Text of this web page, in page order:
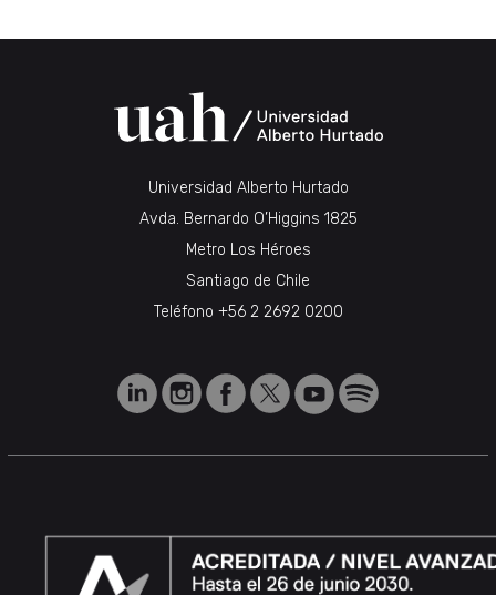
Universidad Alberto Hurtado
Avda. Bernardo O’Higgins 1825
Metro Los Héroes
Santiago de Chile
Teléfono +56 2 2692 0200